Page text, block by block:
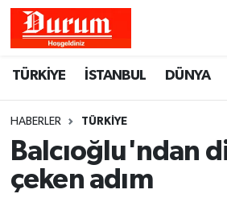
TÜRKİYE İSTANBUL DÜNYA
HABERLER TÜRKİYE
Balcıoğlu'ndan
çeken adım
Hava Durumu
Namaz Vakitleri
Trafik Durumu